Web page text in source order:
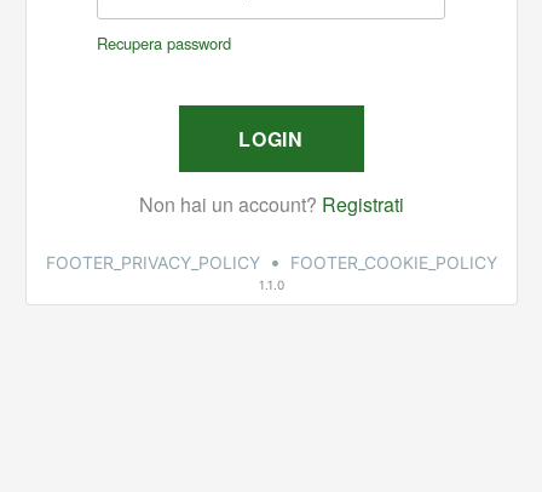
FOOTER_PRIVACY_POLICY • FOOTER_COOKIE_POLICY
1.1.0